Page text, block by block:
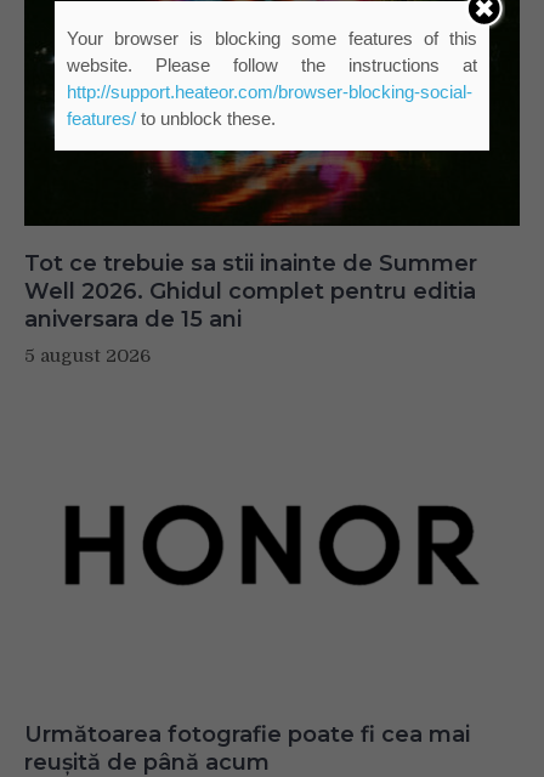
Tot ce trebuie sa stii inainte de Summer
Well 2026. Ghidul complet pentru editia
aniversara de 15 ani
5 august 2026
Următoarea fotografie poate fi cea mai
reușită de până acum
Your browser is blocking some features of this
website. Please follow the instructions at
http://support.heateor.com/browser-blocking-social-
features/to unblock these.